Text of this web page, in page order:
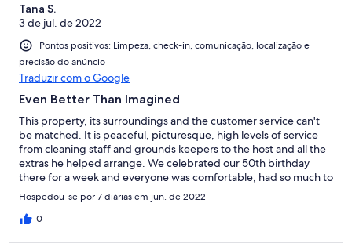
Tana S.
3 de jul. de 2022
Pontos positivos: Limpeza, check-in, comunicação, localização e
precisão do anúncio
Traduzir com o Google
Even Better Than Imagined
This property, its surroundings and the customer service can't
be matched. It is peaceful, picturesque, high levels of service
from cleaning staff and grounds keepers to the host and all the
extras he helped arrange. We celebrated our 50th birthday
there for a week and everyone was comfortable, had so much to
explore in the area, enjoyed the "farm-to-table" food prepared
for us by a chef (coordinated thru the villa), and relaxed!
Incredibly memorable!
Hospedou-se por 7 diárias em jun. de 2022
0